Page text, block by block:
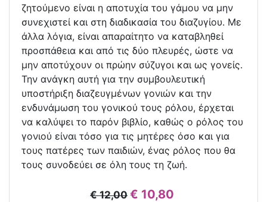
ζητούμενο είναι η αποτυχία του γάμου να μην
συνεχιστεί και στη διαδικασία του διαζυγίου. Με
άλλα λόγια, είναι απαραίτητο να καταβληθεί
προσπάθεια και από τις δύο πλευρές, ώστε να
μην αποτύχουν οι πρώην σύζυγοι και ως γονείς.
Την ανάγκη αυτή για την συμβουλευτική
υποστήριξη διαζευγμένων γονιών και την
ενδυνάμωση του γονικού τους ρόλου, έρχεται
να καλύψει το παρόν βιβλίο, καθώς ο ρόλος του
γονιού είναι τόσο για τις μητέρες όσο και για
τους πατέρες των παιδιών, ένας ρόλος που θα
τους συνοδεύει σε όλη τους τη ζωή.
€ 12,00 € 10,80